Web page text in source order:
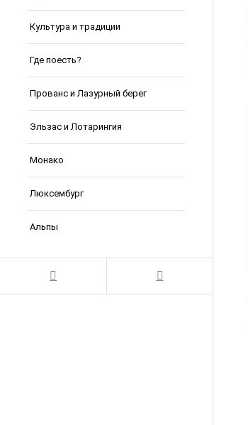
Культура и традиции
Где поесть?
Прованс и Лазурный берег
Эльзас и Лотарингия
Монако
Люксембург
Альпы